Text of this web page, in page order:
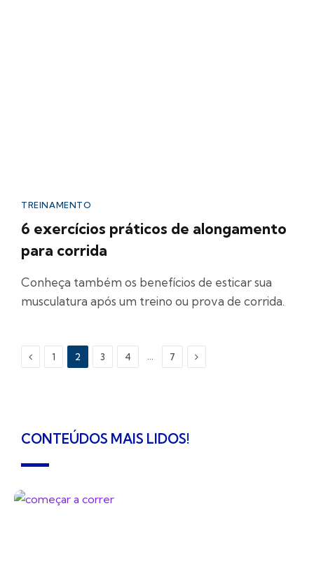
TREINAMENTO
6 exercícios práticos de alongamento
para corrida
Conheça também os benefícios de esticar sua
musculatura após um treino ou prova de corrida.
Previous
1 2 3 4 … 7 Next
CONTEÚDOS MAIS LIDOS!